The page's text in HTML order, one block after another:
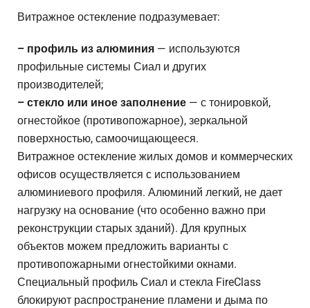
Витражное остекление подразумевает:
– профиль из алюминия — используются
профильные системы Сиал и других
производителей;
– стекло или иное заполнение — с тонировкой,
огнестойкое (противопожарное), зеркальной
поверхностью, самоочищающееся.
Витражное остекление жилых домов и коммерческих
офисов осуществляется с использованием
алюминиевого профиля. Алюминий легкий, не дает
нагрузку на основание (что особенно важно при
реконструкции старых зданий). Для крупных
объектов можем предложить варианты с
противопожарными огнестойкими окнами.
Специальный профиль Сиал и стекла FireClass
блокируют распространение пламени и дыма по